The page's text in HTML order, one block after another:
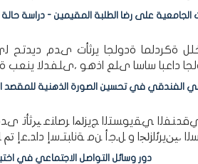
الجامعية على رضا الطلبة المقيمين - دراسة
ةكردلما ةدولجا يرثأت ىدم ديدتح
الفندقي في تحسين الصورة الذهنية للمقصد
ﻲﻘﻳﻮﺴﺘﻟا ﺞﻳﺰﳌا ﺮﺻﺎﻨﻋ ﲑﺛﺄﺗ ىﺪﻣ
دور وسائل التواصل الاجتماعي في